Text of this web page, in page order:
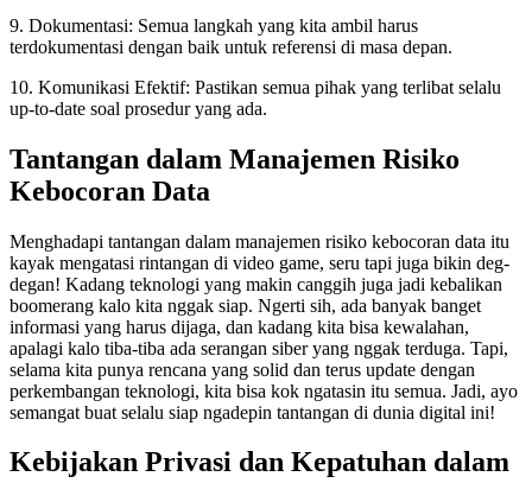
9. Dokumentasi: Semua langkah yang kita ambil harus
terdokumentasi dengan baik untuk referensi di masa depan.
10. Komunikasi Efektif: Pastikan semua pihak yang terlibat selalu
up-to-date soal prosedur yang ada.
Tantangan dalam Manajemen Risiko
Kebocoran Data
Menghadapi tantangan dalam manajemen risiko kebocoran data itu
kayak mengatasi rintangan di video game, seru tapi juga bikin deg-
degan! Kadang teknologi yang makin canggih juga jadi kebalikan
boomerang kalo kita nggak siap. Ngerti sih, ada banyak banget
informasi yang harus dijaga, dan kadang kita bisa kewalahan,
apalagi kalo tiba-tiba ada serangan siber yang nggak terduga. Tapi,
selama kita punya rencana yang solid dan terus update dengan
perkembangan teknologi, kita bisa kok ngatasin itu semua. Jadi, ayo
semangat buat selalu siap ngadepin tantangan di dunia digital ini!
Kebijakan Privasi dan Kepatuhan dalam